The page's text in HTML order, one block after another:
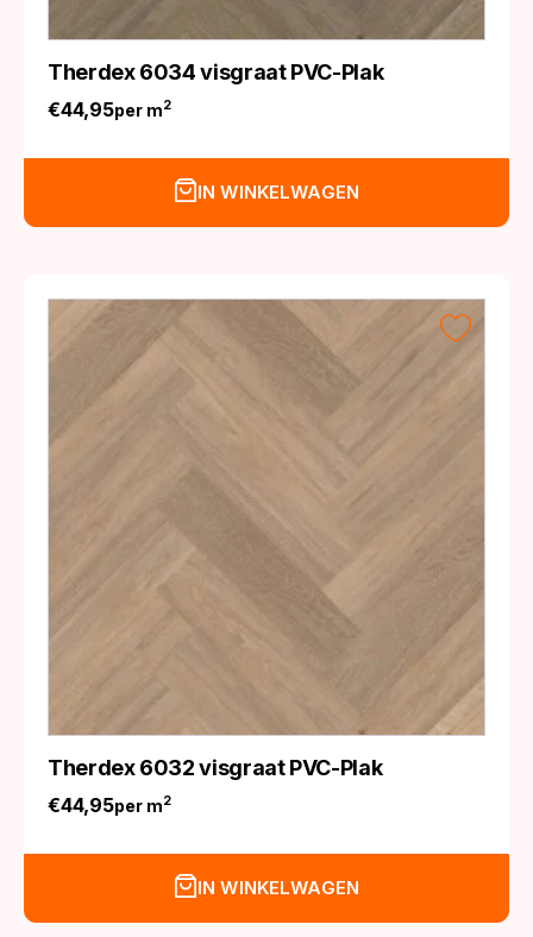
Therdex 6034 visgraat PVC-Plak
€44,95per m2
IN WINKELWAGEN
Therdex 6032 visgraat PVC-Plak
€44,95per m2
IN WINKELWAGEN